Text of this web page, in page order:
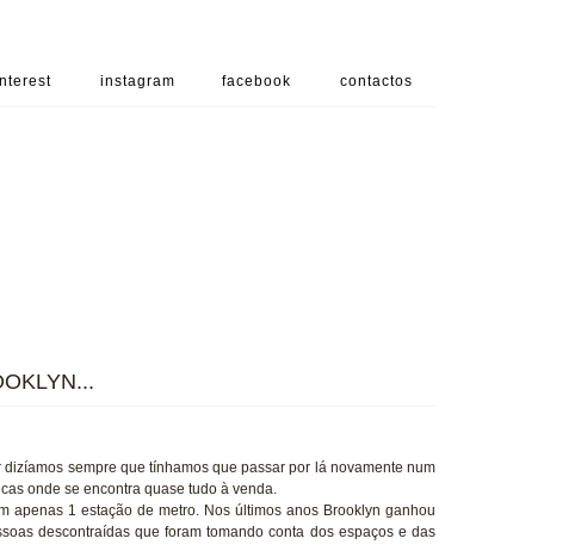
contactos
facebook
instagram
sempre que tínhamos que passar por lá novamente num
onde se encontra quase tudo à venda.
apenas 1 estação de metro. Nos últimos anos Brooklyn ganhou
descontraídas que foram tomando conta dos espaços e das